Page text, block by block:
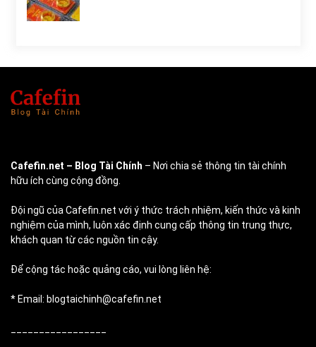
Cafefin.net – Blog Tài Chính – Nơi chia sẻ thông tin tài chính
hữu ích cùng cộng đồng.
Đội ngũ của Cafefin.net với ý thức trách nhiệm, kiến thức và kinh
nghiệm của mình, luôn xác định cung cấp thông tin trung thực,
khách quan từ các nguồn tin cậy.
Để cộng tác hoặc quảng cáo, vui lòng liên hệ:
* Email: blogtaichinh@cafefin.net